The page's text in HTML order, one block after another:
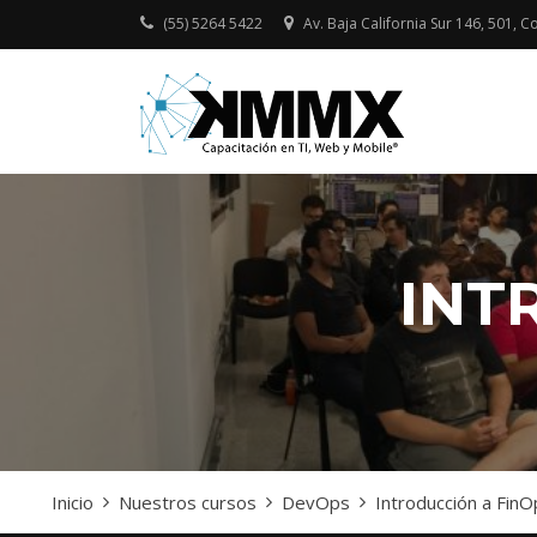
(55) 5264 5422 Av. Baja California Sur 146, 501,
MOBILE
Inicio Nuestros cursos DevOps Introducción a